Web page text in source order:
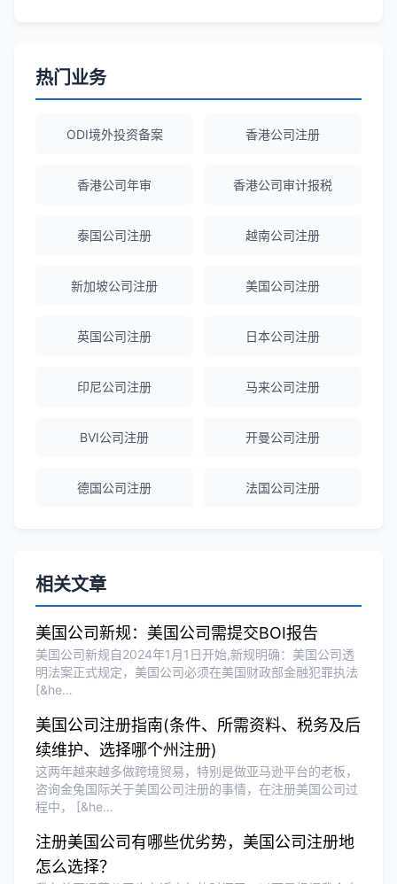
Robert Chen ★★★★☆
陈经理 ★★★★★
海外公司注册服务非常专业，顾问响应迅
越南公司注册全程指导，文件准备非常专
Michael Liu
泰国公司注册和银行开户服务高效，推
荐！
泰国BOI申请+建厂规划一站式服务，完
美！
Olivia Wang
满意。
热门业务
ODI境外投资备案 香港公司注册
香港公司年审 香港公司审计报税
泰国公司注册 越南公司注册
新加坡公司注册 美国公司注册
英国公司注册 日本公司注册
印尼公司注册 马来公司注册
BVI公司注册 开曼公司注册
德国公司注册 法国公司注册
相关文章
美国公司新规：美国公司需提交BOI报告
美国公司新规自2024年1月1日开始,新规明确：美国公司透
明法案正式规定，美国公司必须在美国财政部金融犯罪执法
[&he…
美国公司注册指南(条件、所需资料、税务及后
续维护、选择哪个州注册)
这两年越来越多做跨境贸易，特别是做亚马逊平台的老板，
咨询金兔国际关于美国公司注册的事情，在注册美国公司过
程中， [&he…
注册美国公司有哪些优劣势，美国公司注册地
怎么选择？